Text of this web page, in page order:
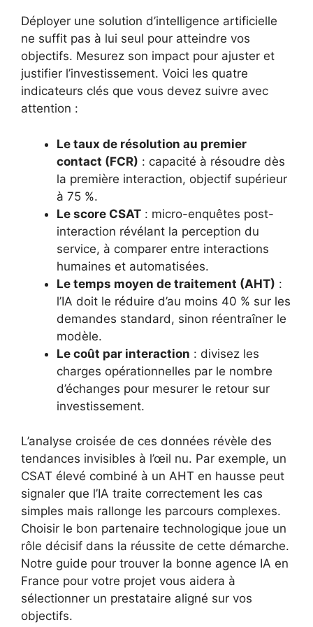
Déployer une solution d’intelligence artificielle
ne suffit pas à lui seul pour atteindre vos
objectifs. Mesurez son impact pour ajuster et
justifier l’investissement. Voici les quatre
indicateurs clés que vous devez suivre avec
attention :
Le taux de résolution au premier
contact (FCR) : capacité à résoudre dès
la première interaction, objectif supérieur
à 75 %.
Le score CSAT : micro-enquêtes post-
interaction révélant la perception du
service, à comparer entre interactions
humaines et automatisées.
Le temps moyen de traitement (AHT) :
l’IA doit le réduire d’au moins 40 % sur les
demandes standard, sinon réentraîner le
modèle.
Le coût par interaction : divisez les
charges opérationnelles par le nombre
d’échanges pour mesurer le retour sur
investissement.
L’analyse croisée de ces données révèle des
tendances invisibles à l’œil nu. Par exemple, un
CSAT élevé combiné à un AHT en hausse peut
signaler que l’IA traite correctement les cas
simples mais rallonge les parcours complexes.
Choisir le bon partenaire technologique joue un
rôle décisif dans la réussite de cette démarche.
Notre guide pour trouver la bonne agence IA en
France pour votre projet vous aidera à
sélectionner un prestataire aligné sur vos
objectifs.